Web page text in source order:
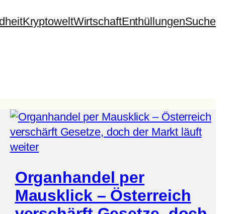
KryptoweltWirtschaftEnthüllungenSuche
Organhandel per
Mausklick – Österreich